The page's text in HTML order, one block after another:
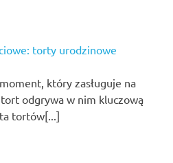
torty urodzinowe
który zasługuje na
odgrywa w nim kluczową
tortów[...]